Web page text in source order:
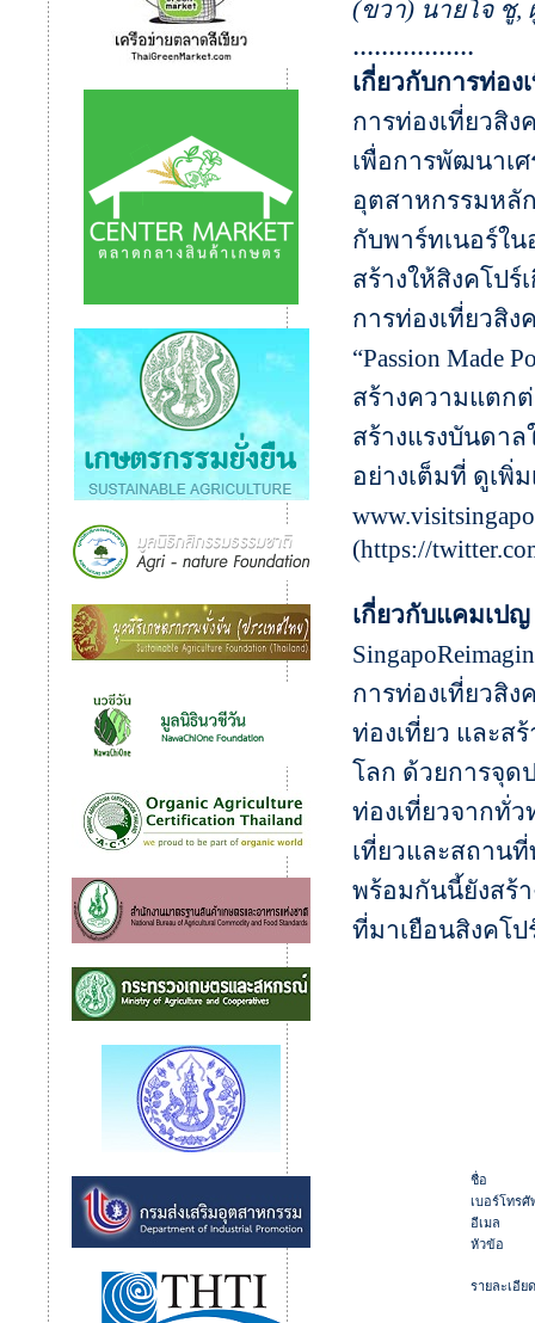
(ขวา) นายโจ ชู,
.................
เกี่ยวกับการท่อง
การท่องเที่ยวสิง
เพื่อการพัฒนาเ
อุตสาหกรรมหลั
กับพาร์ทเนอร์ใ
สร้างให้สิงคโป
การท่องเที่ยวสิ
“Passion Made
สร้างความแตก
สร้างแรงบันดาล
อย่างเต็มที่ ดูเพิ่
(https://
เกี่ยวกับแคมเปญ
การท่องเที่ยวสิ
ท่องเที่ยว และส
โลก ด้วยการจุด
ท่องเที่ยวจากทั่
เที่ยวและสถาน
พร้อมกันนี้ยังสร้
ที่มาเยือนสิงคโป
ชื่อ
เบอร์โทรศั
อีเมล
หัวข้อ
รายละเอียด